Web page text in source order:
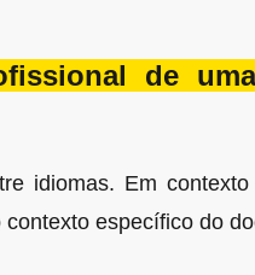
de
idiomas. Em
específico do